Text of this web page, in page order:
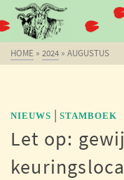
HOME » 2024 » AUGUSTUS
NIEUWS | STAMBOEK
Let op: